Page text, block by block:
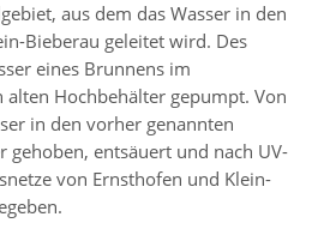
aus dem das Wasser in den
Bieberau geleitet wird. Des
eines Brunnens im
alten Hochbehälter gepumpt. Von
in den vorher genannten
gehoben, entsäuert und nach UV-
von Ernsthofen und Klein-